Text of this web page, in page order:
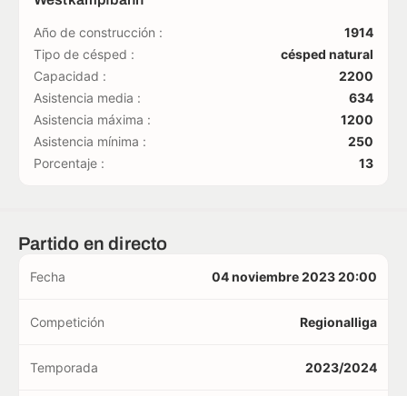
Año de construcción :
1914
Tipo de césped :
césped natural
Capacidad :
2200
Asistencia media :
634
Asistencia máxima :
1200
Asistencia mínima :
250
Porcentaje :
13
Partido en directo
Fecha 04 noviembre 2023 20:00
Competición Regionalliga
Temporada 2023/2024